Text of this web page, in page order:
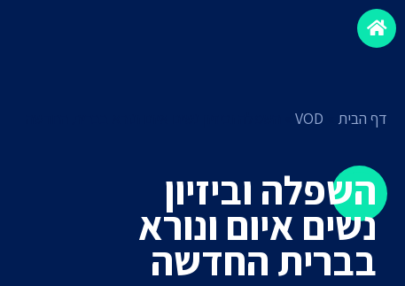
דף הבית VOD
השפלה וביזיון
נשים איום ונורא
בברית החדשה